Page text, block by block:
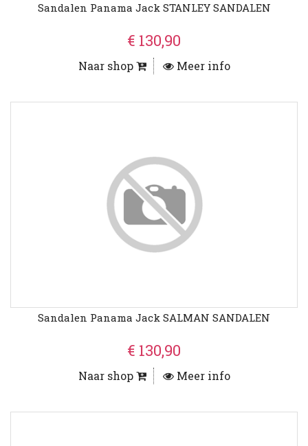
Sandalen Panama Jack STANLEY SANDALEN
€ 130,90
Naar shop Meer info
Sandalen Panama Jack SALMAN SANDALEN
€ 130,90
Naar shop Meer info